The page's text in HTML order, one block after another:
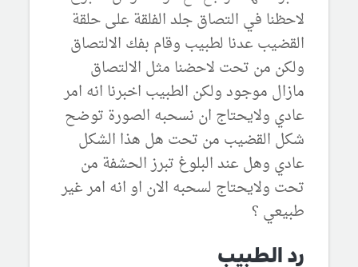
لاحظنا في التصاق جلد الفلقة على حلقة
القضيب عدنا لطبيب وقام بفك الالتصاق
ولكن من تحت لاحضنا مثل الالتصاق
مازال موجود ولكن الطبيب اخبرنا انه امر
عادي ولايحتاج ان نسحبه الصورة توضح
شكل القضيب من تحت هل هذا الشكل
عادي وهل عند البلوغ تبرز الحشفة من
تحت ولايحتاج لسحبه الان او انه امر غير
طبيعي ؟
رد الطبيب